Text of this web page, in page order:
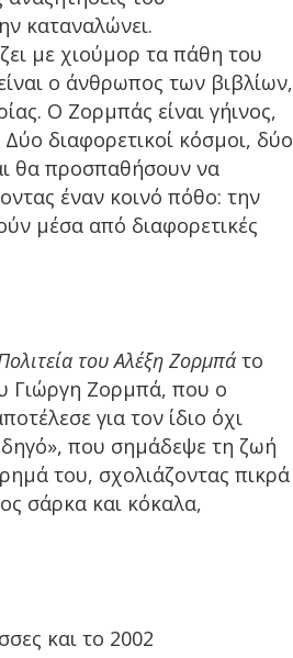
καταναλώνει.
με χιούμορ τα πάθη του
ο άνθρωπος των βιβλίων,
Ο Ζορμπάς είναι γήινος,
διαφορετικοί κόσμοι, δύο
θα προσπαθήσουν να
έναν κοινό πόθο: την
μέσα από διαφορετικές
του Αλέξη Ζορμπά το
Γιώργη Ζορμπά, που ο
για τον ίδιο όχι
που σημάδεψε τη ζωή
του, σχολιάζοντας πικρά
σάρκα και κόκαλα,
και το 2002